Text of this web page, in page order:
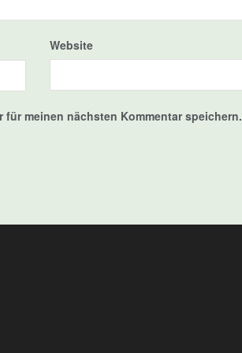
Website
für meinen nächsten Kommentar speichern.